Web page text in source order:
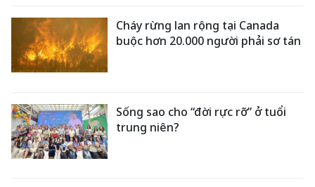
Cháy rừng lan rộng tại Canada
buộc hơn 20.000 người phải sơ tán
Sống sao cho “đời rực rỡ” ở tuổi
trung niên?